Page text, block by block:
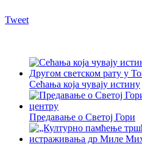
Tweet
Сећања која чувају истину
Предавање о Светој Гори